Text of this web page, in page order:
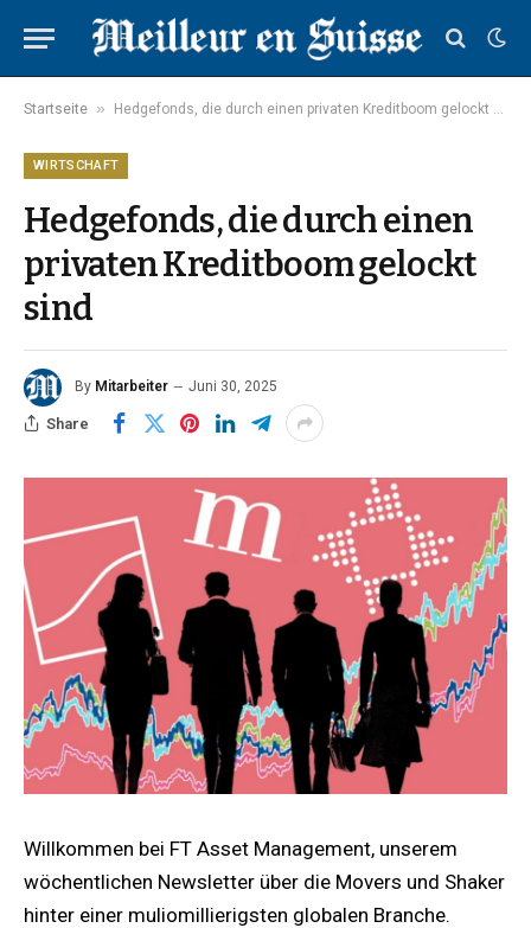
Startseite » Hedgefonds, die durch einen privaten Kreditboom gelockt sind
WIRTSCHAFT
Hedgefonds, die durch einen
privaten Kreditboom gelockt
sind
By Mitarbeiter Juni 30, 2025
Share
Willkommen bei FT Asset Management, unserem
wöchentlichen Newsletter über die Movers und Shaker
hinter einer muliomillierigsten globalen Branche.